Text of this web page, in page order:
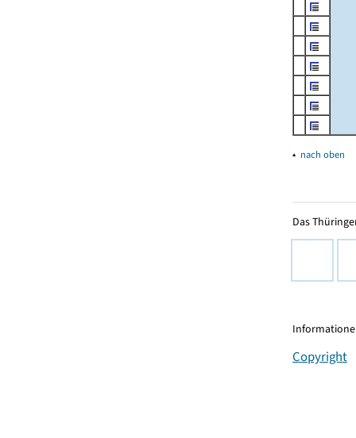
▴ nach oben
Das
Copyright